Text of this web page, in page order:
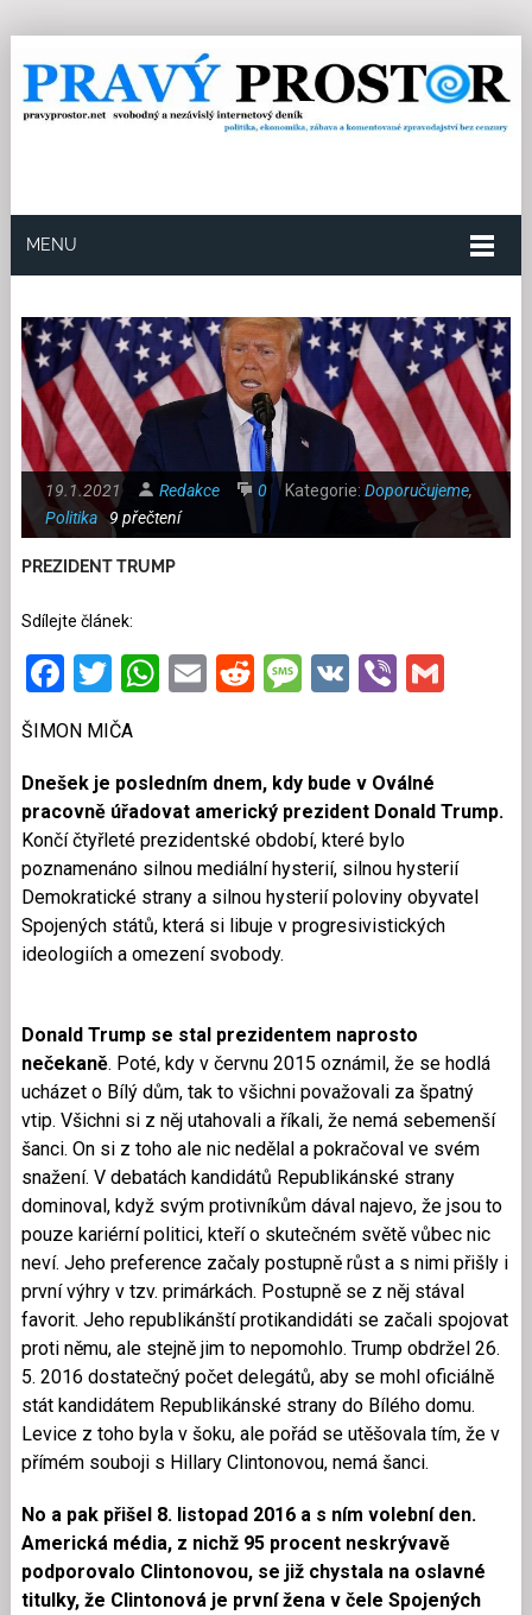
MENU
19.1.2021 Redakce 0 Kategorie:Doporučujeme,
Politika
9 přečtení
PREZIDENT TRUMP
Sdílejte článek:
Facebook
Twitter
WhatsApp
EmailRedditMessage
VKViber
ŠIMON MIČA
Dnešek je posledním dnem, kdy bude v Oválné
pracovně úřadovat americký prezident Donald Trump.
Končí čtyřleté prezidentské období, které bylo
poznamenáno silnou mediální hysterií, silnou hysterií
Demokratické strany a silnou hysterií poloviny obyvatel
Spojených států, která si libuje v progresivistických
ideologiích a omezení svobody.
Donald Trump se stal prezidentem naprosto
nečekaně. Poté, kdy v červnu 2015 oznámil, že se hodlá
ucházet o Bílý dům, tak to všichni považovali za špatný
vtip. Všichni si z něj utahovali a říkali, že nemá sebemenší
šanci. On si z toho ale nic nedělal a pokračoval ve svém
snažení. V debatách kandidátů Republikánské strany
dominoval, když svým protivníkům dával najevo, že jsou to
pouze kariérní politici, kteří o skutečném světě vůbec nic
neví. Jeho preference začaly postupně růst a s nimi přišly i
první výhry v tzv. primárkách. Postupně se z něj stával
favorit. Jeho republikánští protikandidáti se začali spojovat
proti němu, ale stejně jim to nepomohlo. Trump obdržel 26.
5. 2016 dostatečný počet delegátů, aby se mohl oficiálně
stát kandidátem Republikánské strany do Bílého domu.
Levice z toho byla v šoku, ale pořád se utěšovala tím, že v
přímém souboji s Hillary Clintonovou, nemá šanci.
No a pak přišel 8. listopad 2016 a s ním volební den.
Americká média, z nichž 95 procent neskrývavě
podporovalo Clintonovou, se již chystala na oslavné
titulky, že Clintonová je první žena v čele Spojených